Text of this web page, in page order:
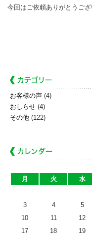
今回はご依頼ありがとうござ
お客様の声 (4)
おしらせ (4)
その他 (122)
月
火 水
3
4 5
10
11 12
17
18 19